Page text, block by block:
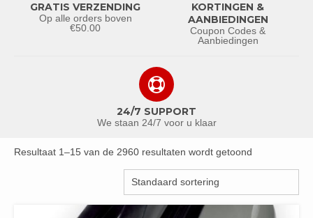
GRATIS VERZENDING
Op alle orders boven
€50.00
KORTINGEN &
AANBIEDINGEN
Coupon Codes &
Aanbiedingen
24/7 SUPPORT
We staan 24/7 voor u klaar
Resultaat 1–15 van de 2960 resultaten wordt getoond